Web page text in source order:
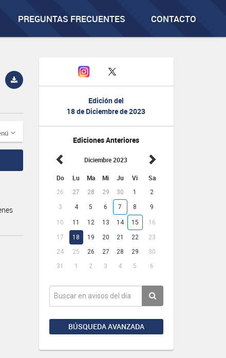
PREGUNTAS FRECUENTES CONTACTO
Edición del
18 de Diciembre de 2023
Ediciones Anteriores
Diciembre 2023
Do Lu Ma Mi Ju Vi Sa
26 27 28 29 30 1 2
3 4 5 6 7 8 9
10 11 12 13 14 15 16
17 18 19 20 21 22
23
24
25 26 27 28 29
30
31
1 2 3 4 5 6
BÚSQUEDA AVANZADA